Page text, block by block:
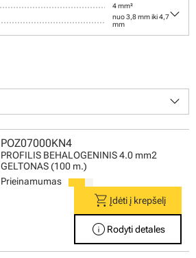
4 mm²
nuo 3,8 mm iki 4,7
mm
keyboard_arrow_down
keyboard_arrow_down
POZ07000KN4
PROFILIS BEHALOGENINIS 4.0 mm2
GELTONAS (100 m.)
Prieinamumas
shopping_cartĮdėti į krepšelį
info Rodyti detales